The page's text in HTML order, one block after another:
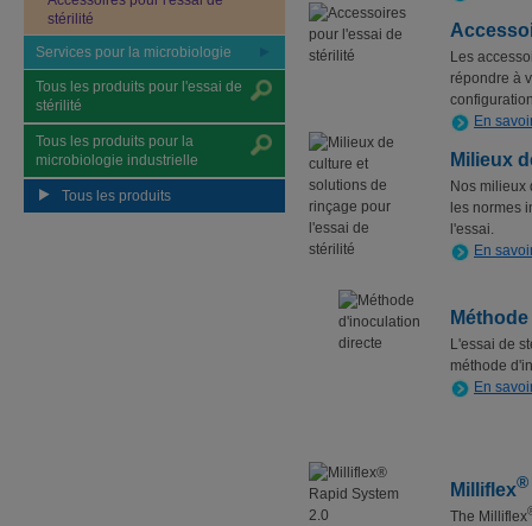
stérilité
Services pour la microbiologie
Tous les produits pour l'essai de
stérilité
Tous les produits pour la
microbiologie industrielle
Tous les produits
Les
répondre à
En
Milieux
Nos milieux
les normes
l'essai.
En
L'essai de
méthode
En
Milliflex®
The Milliflex